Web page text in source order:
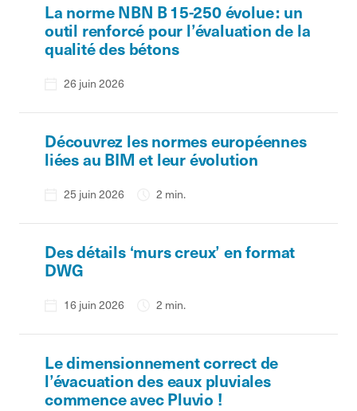
La norme NBN B 15-250 évolue : un
outil renforcé pour l’évaluation de la
qualité des bétons
26 juin 2026
Découvrez les normes européennes
liées au BIM et leur évolution
25 juin 2026 2 min.
Des détails ‘murs creux’ en format
DWG
16 juin 2026 2 min.
Le dimensionnement correct de
l’évacuation des eaux pluviales
commence avec Pluvio !